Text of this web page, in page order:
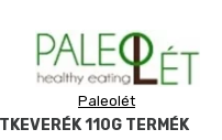
Paleolét
110G TERMÉK